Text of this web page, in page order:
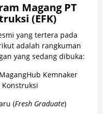
Magang PT
(EFK)
yang tertera pada
adalah rangkuman
yang sedang dibuka:
Kemnaker
Konstruksi
(Fresh Graduate)